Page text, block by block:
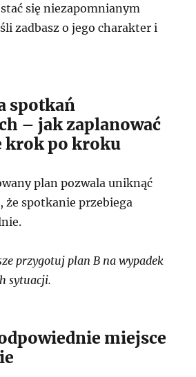
się niezapomnianym
zadbasz o jego charakter i
spotkań
– jak zaplanować
krok po kroku
plan pozwala uniknąć
że spotkanie przebiega
przygotuj plan B na wypadek
sytuacji.
miejsce